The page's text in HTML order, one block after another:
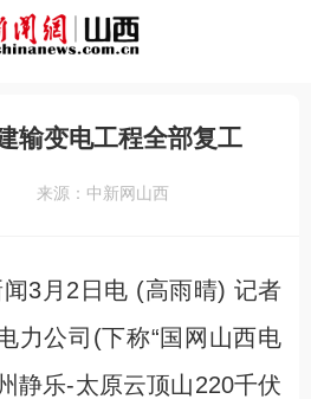
输变电工程全部复工
来源：中新网山西
月2日电 (高雨晴) 记者
力公司(下称“国网山西电
静乐-太原云顶山220千伏